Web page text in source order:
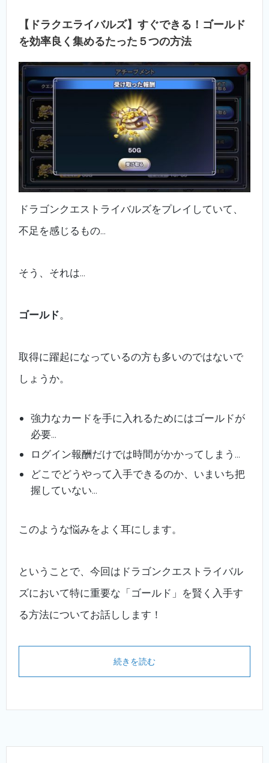
【ドラクエライバルズ】すぐできる！ゴールド
を効率良く集めるたった５つの方法
ドラゴンクエストライバルズをプレイしていて、
不足を感じるもの…
そう、それは…
ゴールド。
取得に躍起になっているの方も多いのではないで
しょうか。
強力なカードを手に入れるためにはゴールドが
必要…
ログイン報酬だけでは時間がかかってしまう…
どこでどうやって入手できるのか、いまいち把
握していない…
このような悩みをよく耳にします。
ということで、今回はドラゴンクエストライバル
ズにおいて特に重要な「ゴールド」を賢く入手す
る方法についてお話しします！
続きを読む